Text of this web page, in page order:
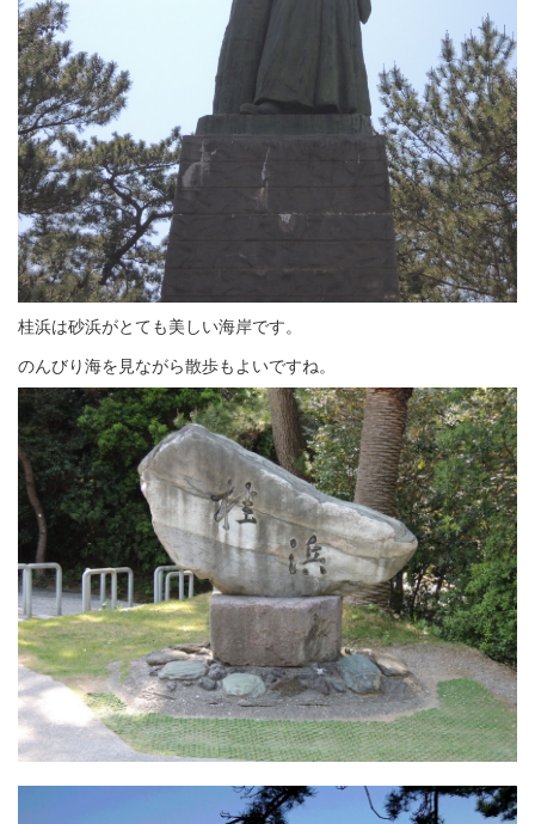
桂浜は砂浜がとても美しい海岸です。
のんびり海を見ながら散歩もよいですね。